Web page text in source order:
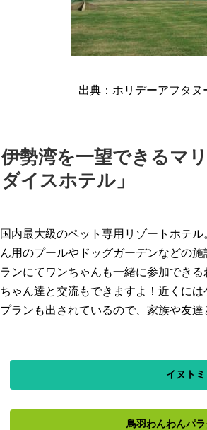
出典：ホリデーアフタ
伊勢湾を一望できるマ
ダイスホテル」
国内最大級のペット専用リゾートホテ
ん用のプールやドッグガーデンなどの
ランにてワンちゃんも一緒に参加でき
ちゃん達と交流もできますよ！近くに
プランも出されているので、家族や友
イヌト
鳥羽わんわんパ